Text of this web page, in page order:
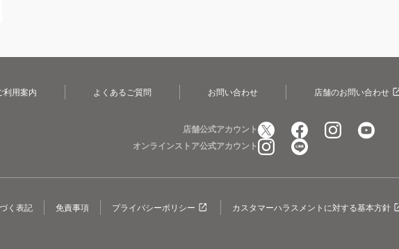
利用案内 よくあるご質問 お問い合わせ 店舗のお問い合わせ
店舗公式アカウント
オンラインストア公式アカウント
く表記 免責事項 プライバシーポリシー カスタマーハラスメントに対する基本方針